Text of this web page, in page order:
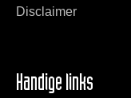
Disclaimer
Handige links